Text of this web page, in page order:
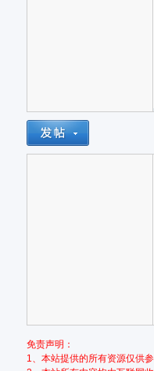
免责声明：
1、本站提供的所有资源仅供